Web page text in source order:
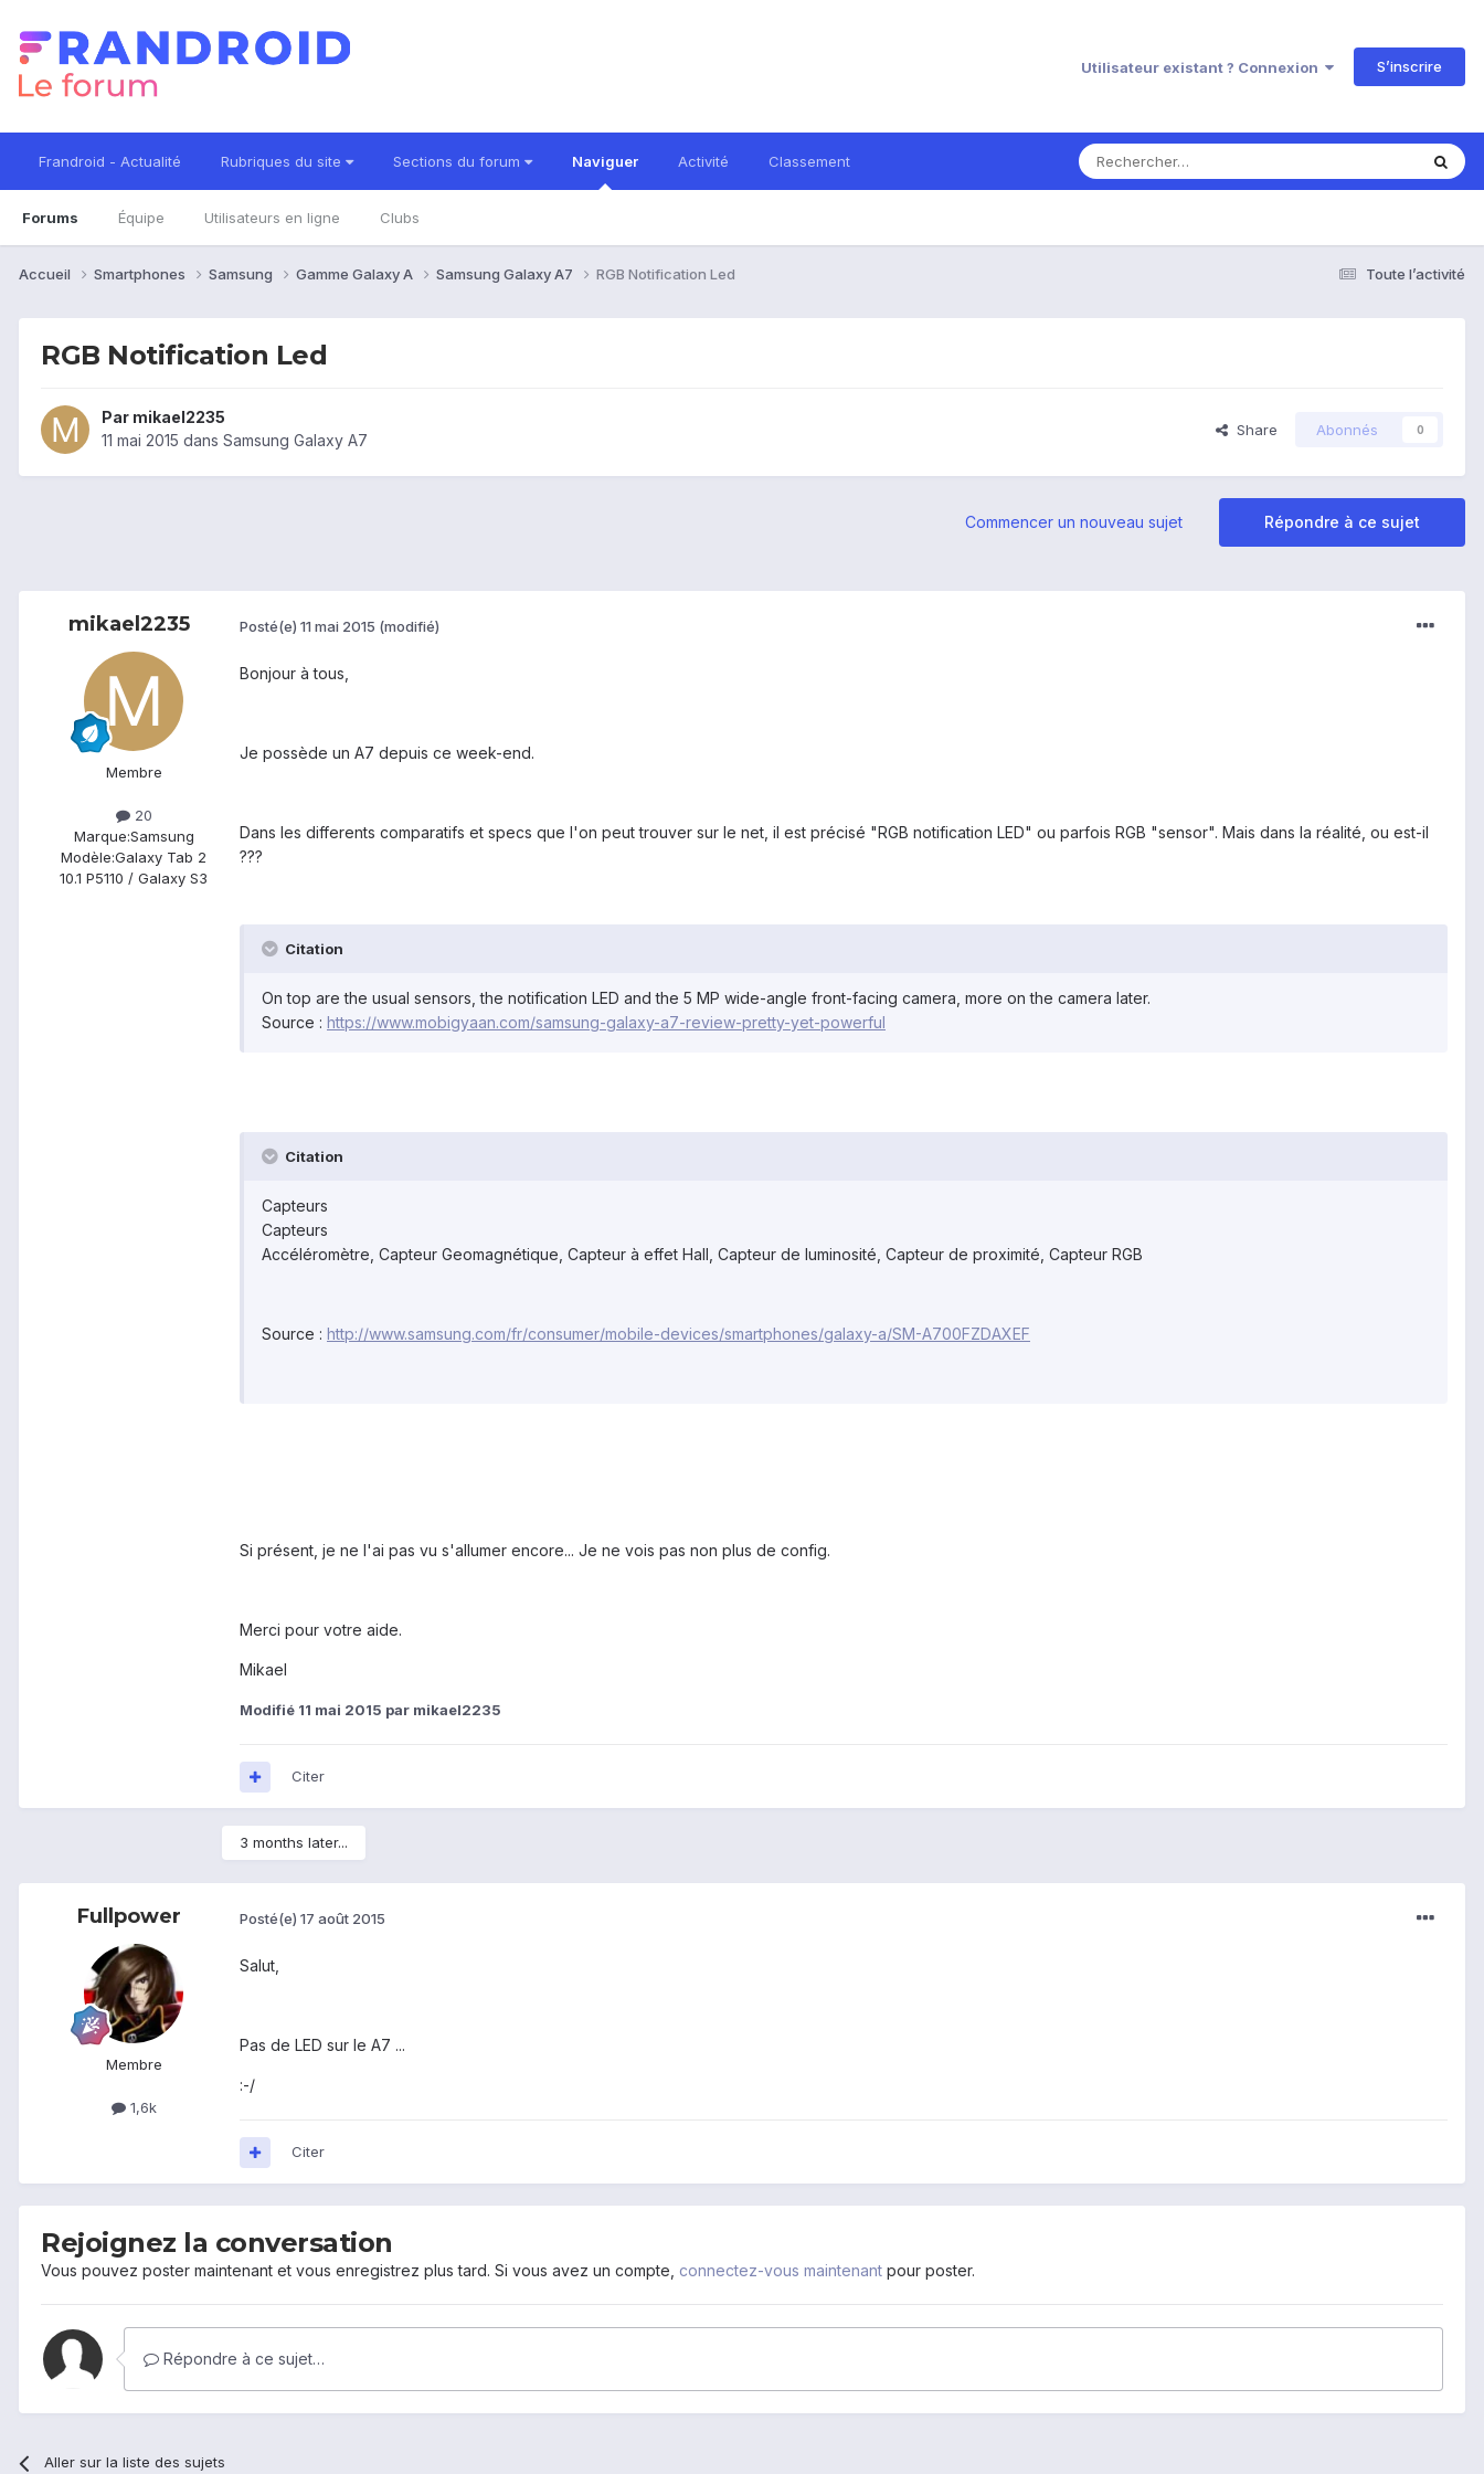
Utilisateur existant ? Connexion S’inscrire
Frandroid - Actualité Rubriques du site Sections du forum Naviguer
Forums Équipe Utilisateurs en ligne Clubs
Activité Classement
Toute l’activité
Accueil Smartphones Samsung Gamme Galaxy A Samsung Galaxy A7 RGB Notification Led
RGB Notification Led
Par mikael2235
11 mai 2015 dans Samsung Galaxy A7
Share Abonnés 0
Répondre à ce sujet
Commencer un nouveau sujet
mikael2235
Membre
20
Marque:Samsung
Modèle:Galaxy Tab 2
10.1 P5110 / Galaxy S3
Posté(e) 11 mai 2015 (modifié)
Bonjour à tous,
Je possède un A7 depuis ce week-end.
Dans les differents comparatifs et specs que l'on peut trouver sur le net, il est précisé "RGB notification LED" ou parfois RGB "sensor". Mais dans la réalité, ou est-il
???
Citation
On top are the usual sensors, the notification LED and the 5 MP wide-angle front-facing camera, more on the camera later.
Source : https://www.mobigyaan.com/samsung-galaxy-a7-review-pretty-yet-powerful
Citation
Capteurs
Capteurs
Accéléromètre, Capteur Geomagnétique, Capteur à effet Hall, Capteur de luminosité, Capteur de proximité, Capteur RGB
Source : http://www.samsung.com/fr/consumer/mobile-devices/smartphones/galaxy-a/SM-A700FZDAXEF
Si présent, je ne l'ai pas vu s'allumer encore... Je ne vois pas non plus de config.
Merci pour votre aide.
Mikael
Modifié 11 mai 2015 par mikael2235
Citer
3 months later...
Fullpower
Membre
1,6k
Posté(e) 17 août 2015
Salut,
Pas de LED sur le A7 ...
:-/
Citer
Rejoignez la conversation
Vous pouvez poster maintenant et vous enregistrez plus tard. Si vous avez un compte, connectez-vous maintenant pour poster.
Répondre à ce sujet…
Aller sur la liste des sujets